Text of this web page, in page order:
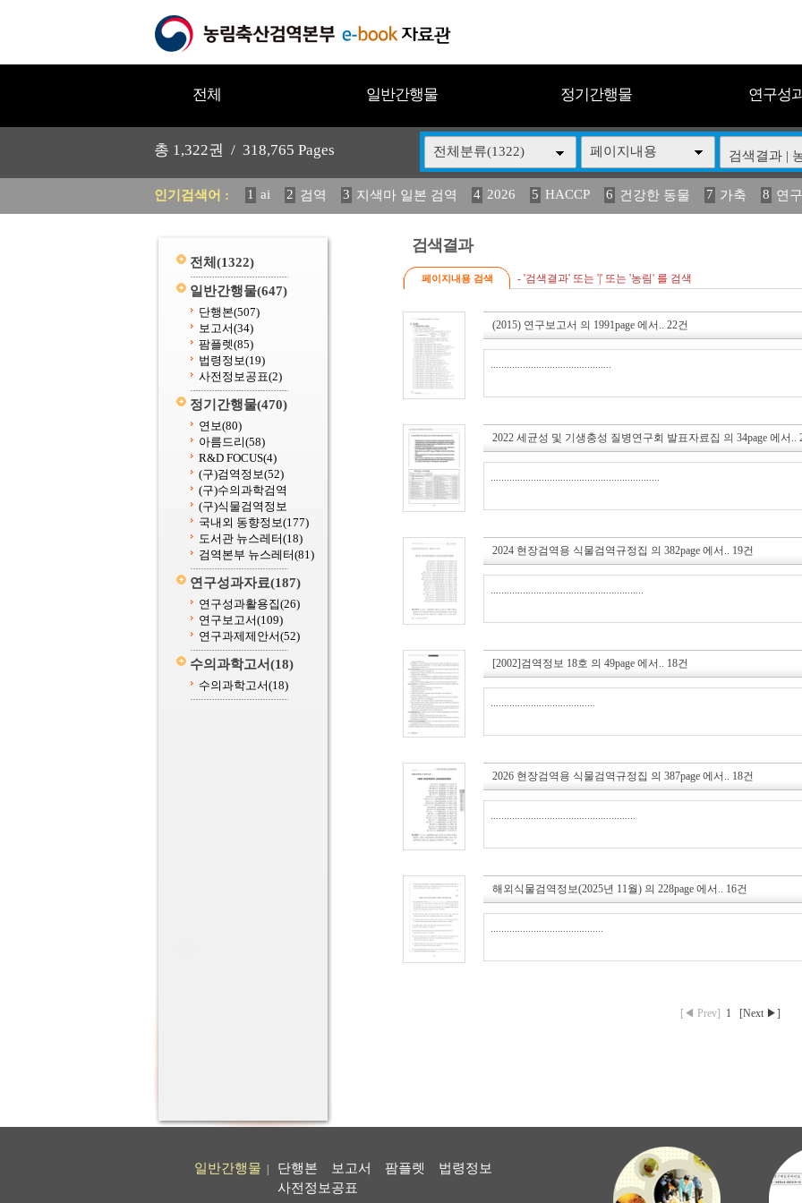
전체 일반간행물 정기간행물 연구성
총 1,322권 / 318,765 Pages 전체분류(1322) 페이지내용
인기검색어 : 1 ai 2 검역 3 지색마 일본 검역 4 2026 5 HACCP 6 건강한 동물 7 가축 8 연구
12 중독성 식물 도감 13 (2013년도) 식 14 구제역 15 관리 16 연보 17 2023 18
전체 (1322)
일반간행물(647)
단행본(507)
보고서(34)
팜플렛(85)
법령정보(19)
사전정보공표(2)
정기간행물(470)
연보(80)
아름드리(58)
R&D FOCUS(4)
(구)검역정보(52)
(구)수의과학검역
(구)식물검역정보
국내외 동향정보(177)
도서관 뉴스레터(18)
검역본부 뉴스레터(81)
연구성과자료(187)
연구성과활용집(26)
연구보고서(109)
연구과제제안서(52)
수의과학고서(18)
수의과학고서(18)
검색결과
페이지내용 검색 - '검색결과' 또는 '|' 또는 '농림' 를 검색
(2015) 연구보고서 의 1991page에서.. 22건
2022 세균성 및 기생충성 질병연구회 발표자료집 의 34page에서..
2024 현장검역용 식물검역규정집 의 382page에서.. 19건
[2002]검역정보 18호 의 49page에서.. 18건
2026 현장검역용 식물검역규정집 의 387page에서.. 18건
해외식물검역정보(2025년 11월)의 228page에서.. 16건
[◀ Prev] 1 [Next ▶]
일반간행물 단행본 보고서 팜플렛
법령정보
사전정보공표